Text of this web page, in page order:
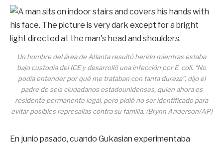
Un hombre del área de Atlanta resultó herido mientras estaba
bajo custodia del ICE y desarrolló una infección porE. coli. “No
podía entender por qué me trataban con tanta dureza”, dijo el
padre de seis ciudadanos estadounidenses, quien ahora es
residente permanente legal, pero pidió no ser identificado para
evitar posibles represalias contra su familia. (Brynn Anderson/AP)
En junio pasado, cuando Gukasian experimentaba